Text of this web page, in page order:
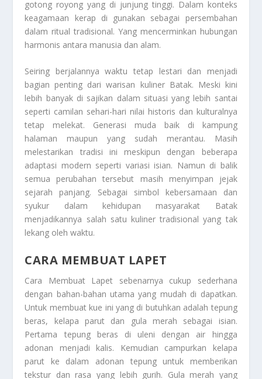
gotong royong yang di junjung tinggi. Dalam konteks
keagamaan kerap di gunakan sebagai persembahan
dalam ritual tradisional. Yang mencerminkan hubungan
harmonis antara manusia dan alam.
Seiring berjalannya waktu tetap lestari dan menjadi
bagian penting dari warisan kuliner Batak. Meski kini
lebih banyak di sajikan dalam situasi yang lebih santai
seperti camilan sehari-hari nilai historis dan kulturalnya
tetap melekat. Generasi muda baik di kampung
halaman maupun yang sudah merantau. Masih
melestarikan tradisi ini meskipun dengan beberapa
adaptasi modern seperti variasi isian. Namun di balik
semua perubahan tersebut masih menyimpan jejak
sejarah panjang. Sebagai simbol kebersamaan dan
syukur dalam kehidupan masyarakat Batak
menjadikannya salah satu kuliner tradisional yang tak
lekang oleh waktu.
CARA MEMBUAT LAPET
Cara Membuat Lapet
sebenarnya cukup sederhana
dengan bahan-bahan utama yang mudah di dapatkan.
Untuk membuat kue ini yang di butuhkan adalah tepung
beras, kelapa parut dan gula merah sebagai isian.
Pertama tepung beras di uleni dengan air hingga
adonan menjadi kalis. Kemudian campurkan kelapa
parut ke dalam adonan tepung untuk memberikan
tekstur dan rasa yang lebih gurih. Gula merah yang